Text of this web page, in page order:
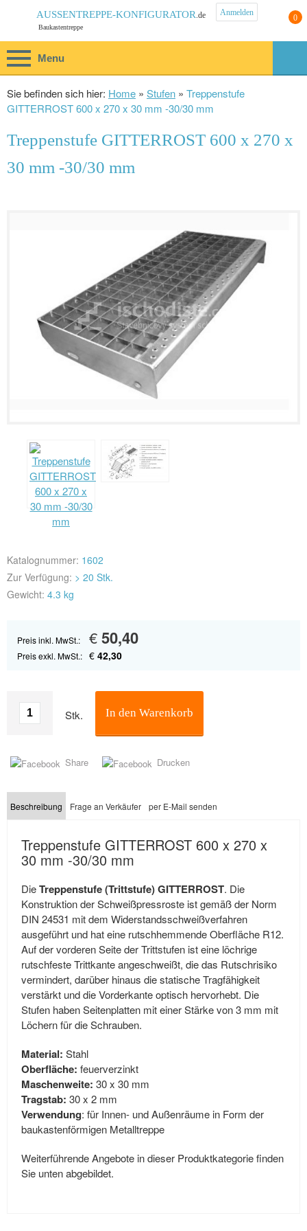
AUSSENTREPPE-KONFIGURATOR
Anmelden
0
Menu
Sie befinden sich hier: Home » Stufen » Treppenstufe
GITTERROST 600 x 270 x 30 mm -30/30 mm
Treppenstufe GITTERROST 600 x 270 x
30 mm -30/30 mm
Katalognummer: 1602
Zur Verfügung: > 20 Stk.
Gewicht: 4.3 kg
Preis inkl. MwSt.: €50,40
Preis exkl. MwSt.: € 42,30
Stk. In den Warenkorb
Share Drucken
Beschreibung Frage an Verkäufer per E-Mail senden
Treppenstufe GITTERROST 600 x 270 x
30 mm -30/30 mm
DieTreppenstufe (Trittstufe) GITTERROST. Die
Konstruktion der Schweißpressroste ist gemäß der Norm
DIN 24531 mit dem Widerstandsschweißverfahren
ausgeführt und hat eine rutschhemmende Oberfläche R12.
Auf der vorderen Seite der Trittstufen ist eine löchrige
rutschfeste Trittkante angeschweißt, die das Rutschrisiko
vermindert, darüber hinaus die statische Tragfähigkeit
verstärkt und die Vorderkante optisch hervorhebt. Die
Stufen haben Seitenplatten mit einer Stärke von 3 mm mit
Löchern für die Schrauben.
Material: Stahl
Oberfläche: feuerverzinkt
Maschenweite: 30 x 30 mm
Tragstab: 30 x 2 mm
Verwendung: für Innen- und Außenräume in Form der
baukastenförmigen Metalltreppe
Weiterführende Angebote in dieser Produktkategorie finden
Sie unten abgebildet.